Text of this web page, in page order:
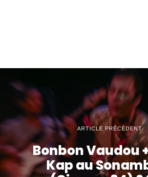
ARTICLE PRÉCÉDENT
Bonbon Vaudou
Kap au